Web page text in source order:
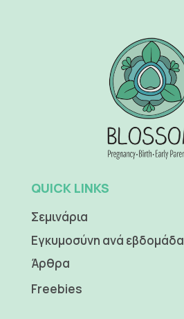
QUICK LINKS
Σεμινάρια
Εγκυμοσύνη ανά εβδομάδα
Άρθρα
Freebies